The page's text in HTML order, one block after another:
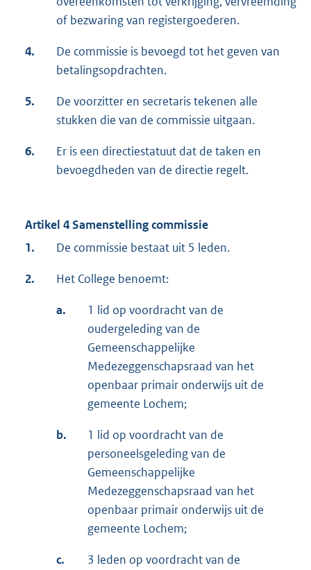
of bezwaring van registergoederen.
4.
De commissie is bevoegd tot het geven van
betalingsopdrachten.
5.
De voorzitter en secretaris tekenen alle
stukken die van de commissie uitgaan.
6.
Er is een directiestatuut dat de taken en
bevoegdheden van de directie regelt.
Artikel 4 Samenstelling commissie
1.
De commissie bestaat uit 5 leden.
2. Het College benoemt:
a.
1 lid op voordracht van de
oudergeleding van de
Gemeenschappelijke
Medezeggenschapsraad van het
openbaar primair onderwijs uit de
gemeente Lochem;
b.
1 lid op voordracht van de
personeelsgeleding van de
Gemeenschappelijke
Medezeggenschapsraad van het
openbaar primair onderwijs uit de
gemeente Lochem;
c.
3 leden op voordracht van de